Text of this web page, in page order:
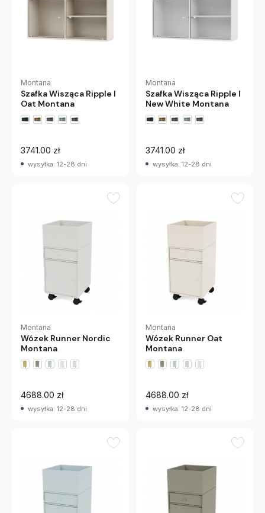
Montana
Szafka Wisząca Ripple I
Oat Montana
3741.00 zł
wysyłka: 12-28 dni
Montana
Szafka Wisząca Ripple I
New White Montana
3741.00 zł
wysyłka: 12-28 dni
Montana
Wózek Runner Nordic
Montana
4688.00 zł
wysyłka: 12-28 dni
Montana
Wózek Runner Oat
Montana
4688.00 zł
wysyłka: 12-28 dni